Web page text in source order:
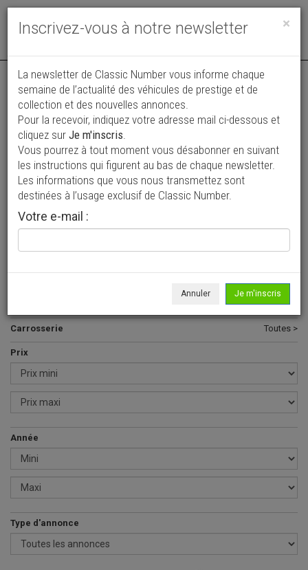
Toggle
Vos annonces vues par
plus de 4 millions de collectionneurs
Ajouter une annonce
> Rechercher un véhicule
Tous >
Carrosserie Toutes >
Prix
Année
Type d'annonce
×
Inscrivez-vous à notre newsletter
La newsletter de Classic Number vous informe chaque
semaine de l’actualité des véhicules de prestige et de
collection et des nouvelles annonces.
Pour la recevoir, indiquez votre adresse mail ci-dessous et
cliquez sur Je m'inscris.
Vous pourrez à tout moment vous désabonner en suivant
les instructions qui figurent au bas de chaque newsletter.
Les informations que vous nous transmettez sont
destinées à l’usage exclusif de Classic Number.
Votre e-mail :
Annuler Je m'inscris